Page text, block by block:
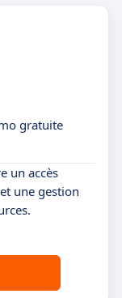
gratuite
un accès
une gestion